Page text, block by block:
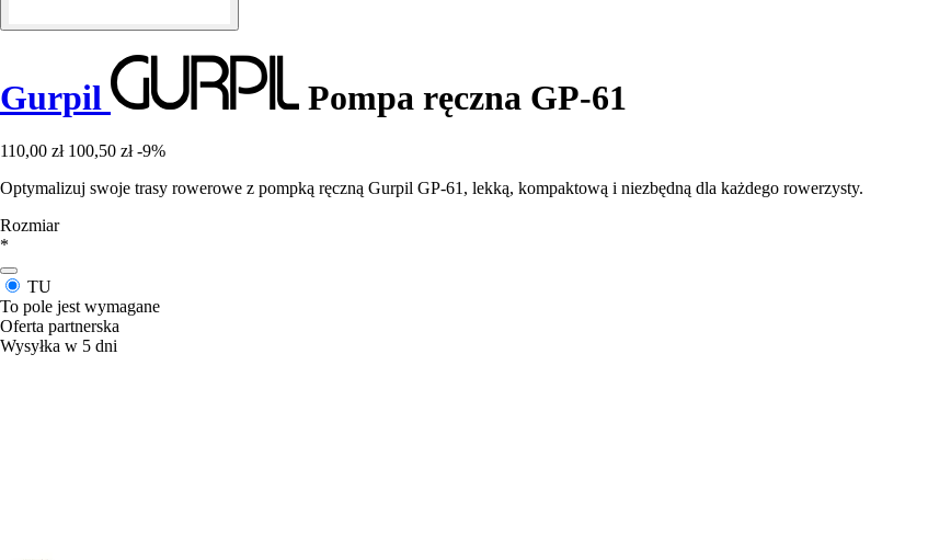
Gurpil Pompa ręczna GP-61
110,00 zł 100,50 zł -9%
Optymalizuj swoje trasy rowerowe z pompką ręczną Gurpil GP-61, lekką, kompaktową i niezbędną dla każdego rowerzysty.
Rozmiar
*
TU
To pole jest wymagane
Oferta partnerska
Wysyłka w 5 dni